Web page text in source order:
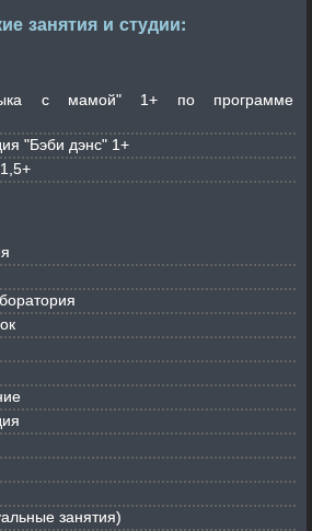
занятия и студии:
с мамой" 1+ по программе
"Бэби дэнс" 1+
занятия)